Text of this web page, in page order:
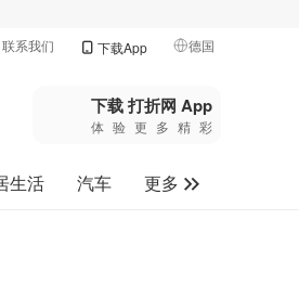
联系我们 下载App 德国
🇺🇸美国
🇨🇳中国
🇨🇦加拿大
下载 打折网 App
体验更多精彩
生活 汽车
更多